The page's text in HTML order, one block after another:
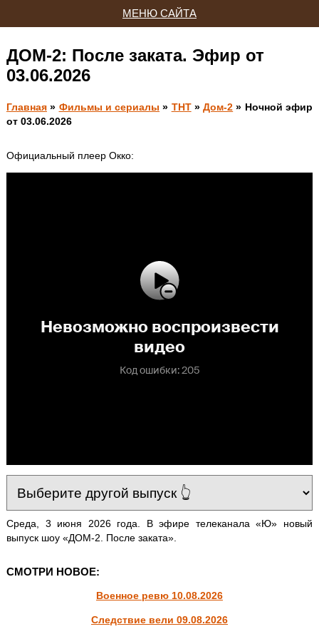
ДОМ-2: После заката. Эфир от
03.06.2026
Главная» Фильмы и сериалы » ТНТ»Дом-2 » Ночной эфир
от 03.06.2026
Официальный плеер Окко:
Среда, 3 июня 2026 года. В эфире телеканала «Ю» новый
выпуск шоу «ДОМ-2. После заката».
СМОТРИ НОВОЕ:
Военное ревю 10.08.2026
Следствие вели 09.08.2026
МЕНЮ САЙТА